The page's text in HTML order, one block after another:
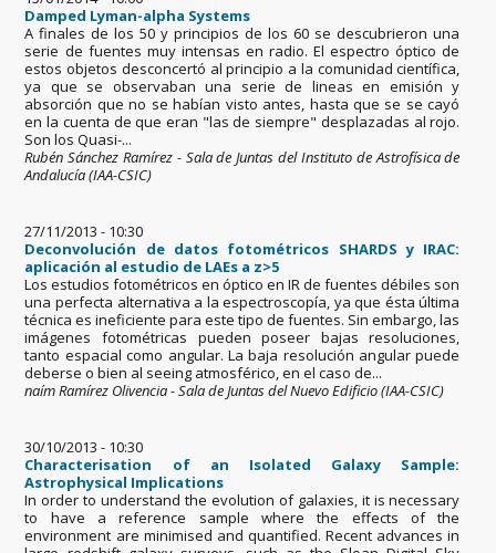
Damped Lyman-alpha Systems
A finales de los 50 y principios de los 60 se descubrieron una
serie de fuentes muy intensas en radio. El espectro óptico de
estos objetos desconcertó al principio a la comunidad científica,
ya que se observaban una serie de lineas en emisión y
absorción que no se habían visto antes, hasta que se se cayó
en la cuenta de que eran "las de siempre" desplazadas al rojo.
Son los Quasi-...
Rubén Sánchez Ramírez - Sala de Juntas del Instituto de Astrofísica de
Andalucía (IAA-CSIC)
27/11/2013 - 10:30
Deconvolución de datos fotométricos SHARDS y IRAC:
aplicación al estudio de LAEs a z>5
Los estudios fotométricos en óptico en IR de fuentes débiles son
una perfecta alternativa a la espectroscopía, ya que ésta última
técnica es ineficiente para este tipo de fuentes. Sin embargo, las
imágenes fotométricas pueden poseer bajas resoluciones,
tanto espacial como angular. La baja resolución angular puede
deberse o bien al seeing atmosférico, en el caso de...
naím Ramírez Olivencia - Sala de Juntas del Nuevo Edificio (IAA-CSIC)
30/10/2013 - 10:30
Characterisation of an Isolated Galaxy Sample:
Astrophysical Implications
In order to understand the evolution of galaxies, it is necessary
to have a reference sample where the effects of the
environment are minimised and quantified. Recent advances in